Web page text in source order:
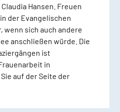
Hansen. Freuen
der Evangelischen
wenn sich auch andere
anschließen würde. Die
ist
in
auf der Seite der